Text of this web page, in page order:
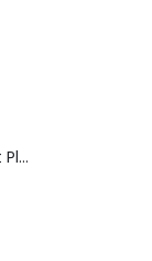
Sartén BRA Efficient Plus 28 cm en aluminio fundido apta para cualquier tipo de cocina